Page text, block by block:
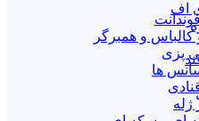
اف
و همبرگر
پزی
ها
ژله